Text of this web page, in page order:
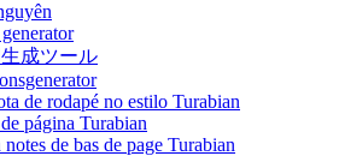
成ツール
de rodapé no estilo Turabian
página Turabian
de bas de page Turabian